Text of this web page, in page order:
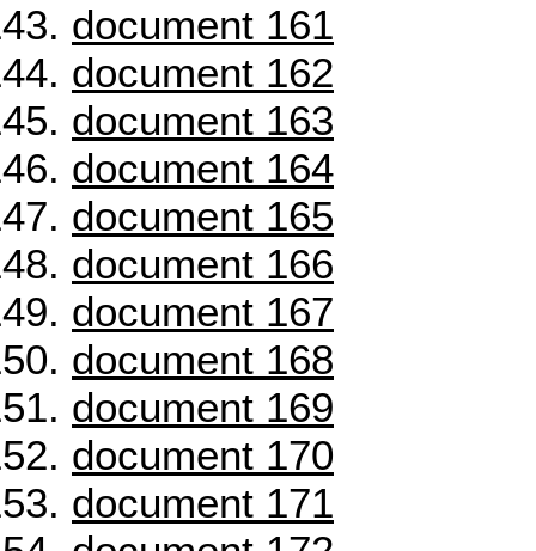
document 161
document 162
document 163
document 164
document 165
document 166
document 167
document 168
document 169
document 170
document 171